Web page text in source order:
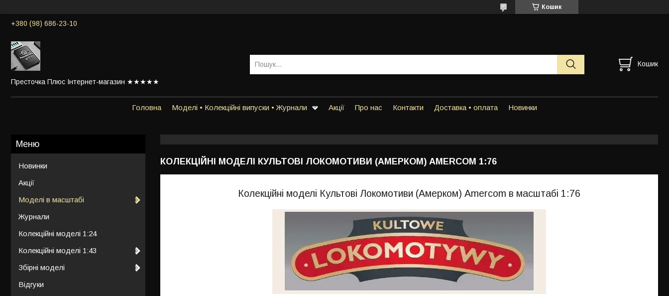
Кошик
+380 (98) 686-23-10
Престочка Плюс Інтернет-магазин ★★★★★
Кошик
Головна Моделі • Колекційні випуски • Журнали Акції Про нас Контакти Доставка • оплата Новинки
КОЛЕКЦІЙНІ МОДЕЛІ КУЛЬТОВІ ЛОКОМОТИВИ (АМЕРКОМ) AMERCOM 1:76
Колекційні моделі Культові Локомотиви (Амерком) Amercom в масштабі 1:76
Новинки
Акції
Моделі в масштабі
Журнали
Колекційні моделі 1:24
Колекційні моделі 1:43
Збірні моделі
Відгуки